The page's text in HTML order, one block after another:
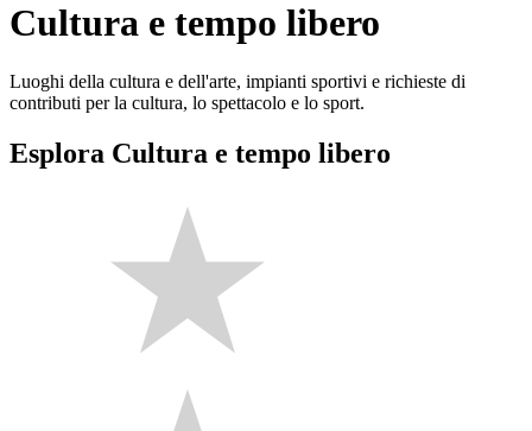
Cultura e tempo libero
Luoghi della cultura e dell'arte, impianti sportivi e richieste di
contributi per la cultura, lo spettacolo e lo sport.
Esplora Cultura e tempo libero